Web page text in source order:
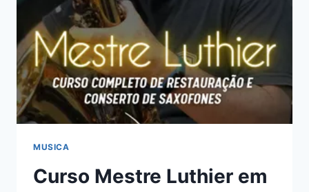
MUSICA
Curso Mestre Luthier em